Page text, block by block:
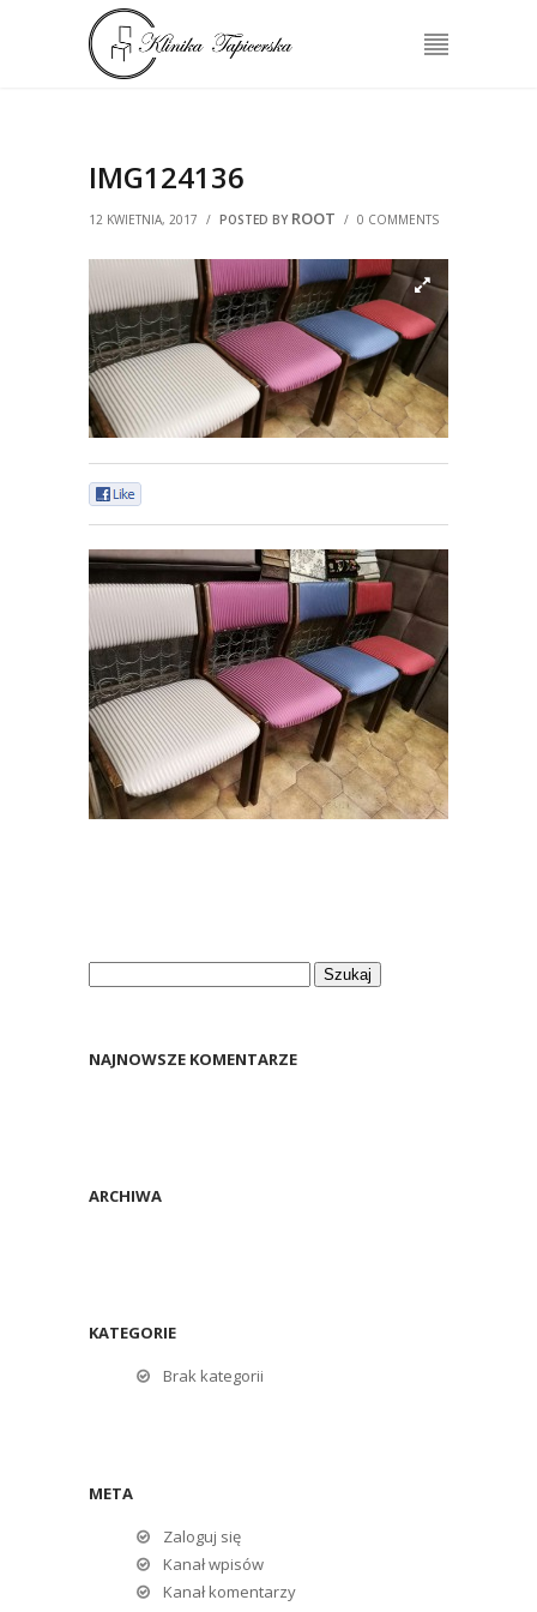
IMG124136
12 KWIETNIA, 2017 / POSTED BY ROOT / 0 COMMENTS
NAJNOWSZE KOMENTARZE
ARCHIWA
KATEGORIE
Brak kategorii
META
Zaloguj się
Kanał wpisów
Kanał komentarzy